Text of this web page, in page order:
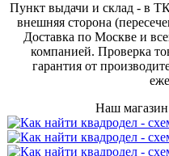
Пункт выдачи и склад - в
внешняя сторона
Доставка по Москве и
компанией. Проверка
гарантия от
Наш